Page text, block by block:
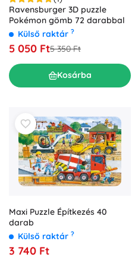
Ravensburger 3D puzzle
Pokémon gömb 72 darabbal
Külső raktár ?
5 050 Ft5 350 Ft
Kosárba
Maxi Puzzle Építkezés 40
darab
Külső raktár ?
3 740 Ft